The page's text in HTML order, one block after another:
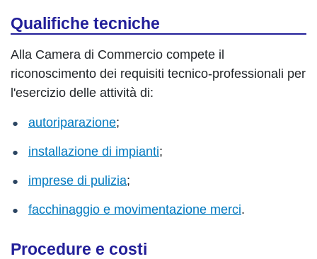
Qualifiche tecniche
Alla Camera di Commercio compete il
riconoscimento dei requisiti tecnico-professionali per
l'esercizio delle attività di:
autoriparazione;
installazione di impianti;
imprese di pulizia;
facchinaggio e movimentazione merci.
Procedure e costi